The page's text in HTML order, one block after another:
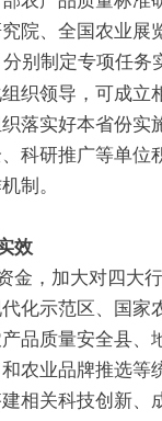
院、全国农业展
分别制定专项任务
织领导，可成立
落实好本省份实
科研推广等单位
制。
效
金，加大对四大
化示范区、国家
品质量安全县、
农业品牌推选等
相关科技创新、